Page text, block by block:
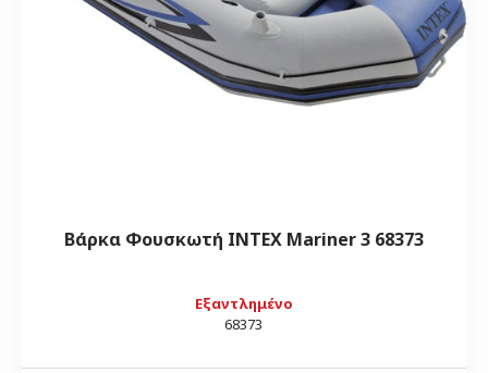
Εξαντλημένο
68373
Βάρκα Φουσκωτή INTEX Mariner 3 68373